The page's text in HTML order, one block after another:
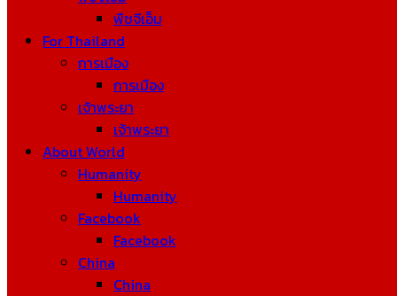
พืชจีเอ็ม
For Thailand
การเมือง
การเมือง
เจ้าพระยา
เจ้าพระยา
About World
Humanity
Humanity
Facebook
Facebook
China
China